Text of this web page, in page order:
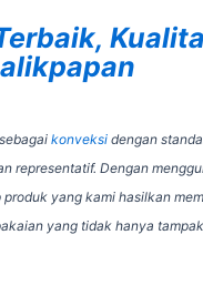
konveksi dengan
representatif. Dengan
yang kami hasilkan
yang tidak hanya